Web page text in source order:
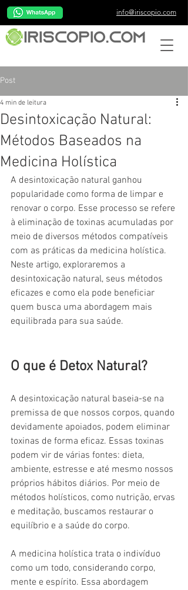
info@iriscopio.com
Post
Desintoxicação Natural:
Métodos Baseados na
Medicina Holística
4 min de leitura
A desintoxicação natural ganhou
popularidade como forma de limpar e
renovar o corpo. Esse processo se refere
à eliminação de toxinas acumuladas por
meio de diversos métodos compatíveis
com as práticas da medicina holística.
Neste artigo, exploraremos a
desintoxicação natural, seus métodos
eficazes e como ela pode beneficiar
quem busca uma abordagem mais
equilibrada para sua saúde.
O que é Detox Natural?
A desintoxicação natural baseia-se na
premissa de que nossos corpos, quando
devidamente apoiados, podem eliminar
toxinas de forma eficaz. Essas toxinas
podem vir de várias fontes: dieta,
ambiente, estresse e até mesmo nossos
próprios hábitos diários. Por meio de
métodos holísticos, como nutrição, ervas
e meditação, buscamos restaurar o
equilíbrio e a saúde do corpo.
A medicina holística trata o indivíduo
como um todo, considerando corpo,
mente e espírito. Essa abordagem